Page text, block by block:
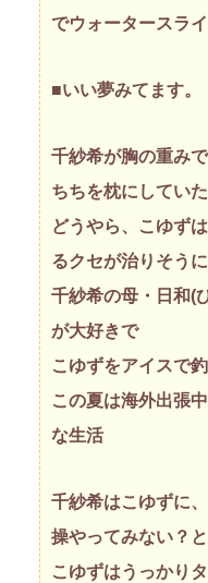
でウォータースラ
■いい夢みてます。
千紗希が胸の重み
ちちを枕にしていた
どうやら、こゆず
るクセが治りそう
千紗希の母・日和(
が大好きで
こゆずをアイスで
この夏は海外出張
な生活
千紗希はこゆずに
操やってみない？
こゆずはうっかり